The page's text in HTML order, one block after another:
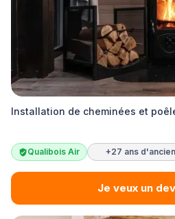
Installation de cheminées et
Qualibois Air +27 ans
Je veux un